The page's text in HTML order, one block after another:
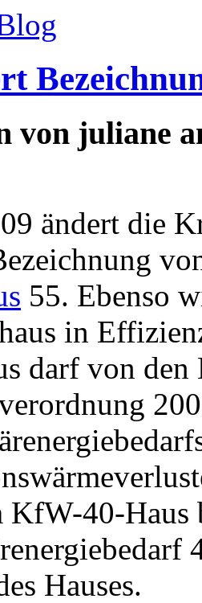
von juliane
ändert die
55. Ebenso
in
darf von den
KfW-40-Haus
Hauses.